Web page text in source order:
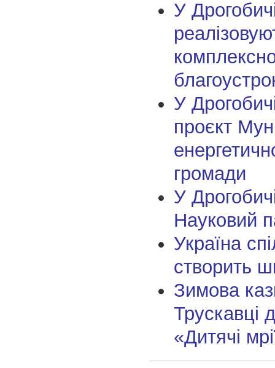
У
У
проєкт
громади
У
Науковий
Україна
створить
Зимова
Трускавці
«Дитячі